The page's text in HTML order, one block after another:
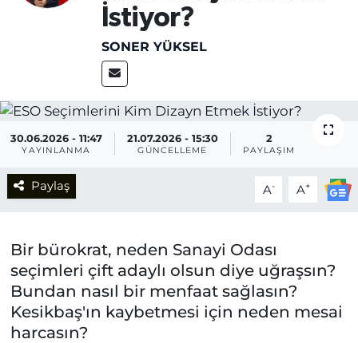
İstiyor?
SONER YÜKSEL
30.06.2026 - 11:47
YAYINLANMA
21.07.2026 - 15:30
GÜNCELLEME
2
PAYLAŞIM
Paylaş A- A+
Bir bürokrat, neden Sanayi Odası
seçimleri çift adaylı olsun diye uğraşsın?
Bundan nasıl bir menfaat sağlasın?
Kesikbaş'ın kaybetmesi için neden mesai
harcasın?